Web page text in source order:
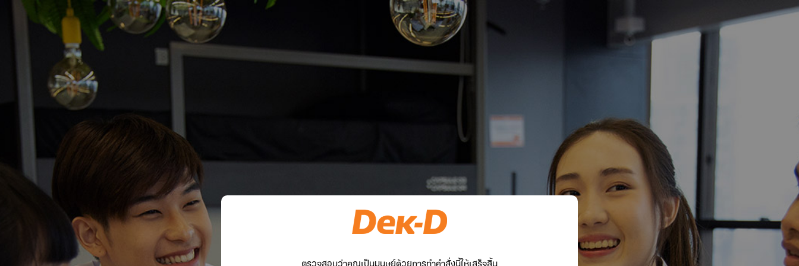
ตรวจสอบว่าคุณเป็นมนุษย์ด้วยการทำคำสั่งนี้ให้เสร็จสิ้น